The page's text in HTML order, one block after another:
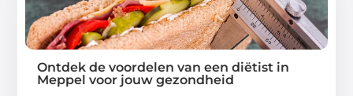
Ontdek de voordelen van een diëtist in
Meppel voor jouw gezondheid